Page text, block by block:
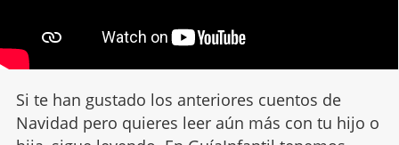
Si te han gustado los anteriores cuentos de
Navidad pero quieres leer aún más con tu hijo o